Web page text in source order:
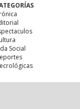
Social